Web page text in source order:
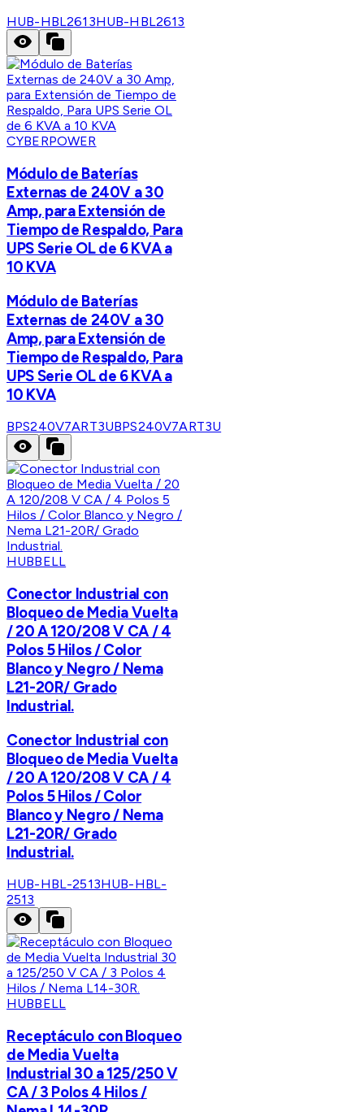
HUB-HBL2613HUB-HBL2613
CYBERPOWER
Módulo de Baterías
Externas de 240V a 30
Amp, para Extensión de
Tiempo de Respaldo, Para
UPS Serie OL de 6 KVA a
10 KVA
Módulo de Baterías
Externas de 240V a 30
Amp, para Extensión de
Tiempo de Respaldo, Para
UPS Serie OL de 6 KVA a
10 KVA
BPS240V7ART3UBPS240V7ART3U
HUBBELL
Conector Industrial con
Bloqueo de Media Vuelta
/ 20 A 120/208 V CA / 4
Polos 5 Hilos / Color
Blanco y Negro / Nema
L21-20R/ Grado
Industrial.
Conector Industrial con
Bloqueo de Media Vuelta
/ 20 A 120/208 V CA / 4
Polos 5 Hilos / Color
Blanco y Negro / Nema
L21-20R/ Grado
Industrial.
HUB-HBL-2513HUB-HBL-
2513
HUBBELL
Receptáculo con Bloqueo
de Media Vuelta
Industrial 30 a 125/250 V
CA / 3 Polos 4 Hilos /